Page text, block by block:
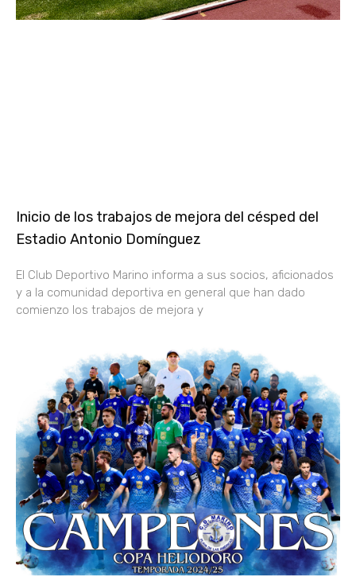
Inicio de los trabajos de mejora del césped del
Estadio Antonio Domínguez
El Club Deportivo Marino informa a sus socios, aficionados
y a la comunidad deportiva en general que han dado
comienzo los trabajos de mejora y